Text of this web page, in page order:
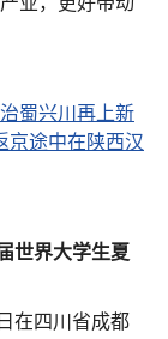
蜀兴川再上新
京途中在陕西汉
世界大学生夏
在四川省成都